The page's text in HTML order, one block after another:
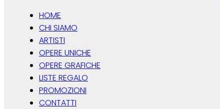
HOME
CHI SIAMO
ARTISTI
OPERE UNICHE
OPERE GRAFICHE
LISTE REGALO
PROMOZIONI
CONTATTI